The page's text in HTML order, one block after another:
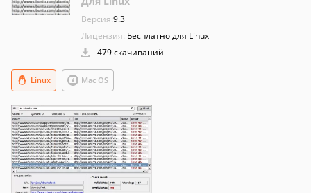
Версия:9.3
Лицензия: Бесплатно для Linux
479 скачиваний
Linux Mac OS